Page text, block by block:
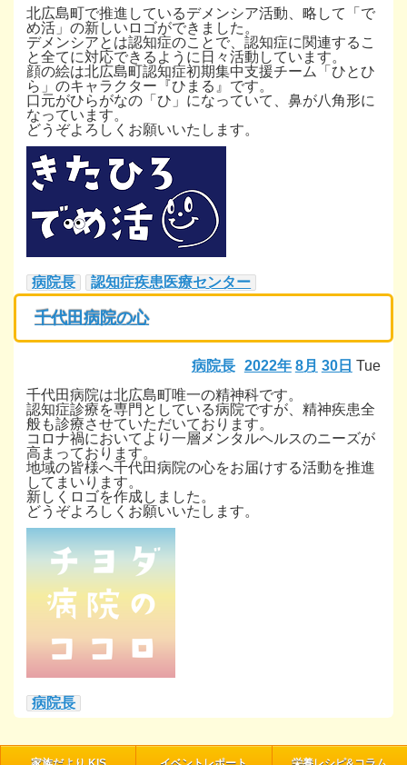
北広島町で推進しているデメンシア活動、略して「で
め活」の新しいロゴができました。
デメンシアとは認知症のことで、認知症に関連するこ
と全てに対応できるように日々活動しています。
顔の絵は北広島町認知症初期集中支援チーム「ひとひ
ら」のキャラクター『ひまる』です。
口元がひらがなの「ひ」になっていて、鼻が八角形に
なっています。
どうぞよろしくお願いいたします。
病院長 認知症疾患医療センター
千代田病院の心
2022年 8月 30日 Tue
病院長
千代田病院は北広島町唯一の精神科です。
認知症診療を専門としている病院ですが、精神疾患全
般も診療させていただいております。
コロナ禍においてより一層メンタルヘルスのニーズが
高まっております。
地域の皆様へ千代田病院の心をお届けする活動を推進
してまいります。
新しくロゴを作成しました。
どうぞよろしくお願いいたします。
病院長